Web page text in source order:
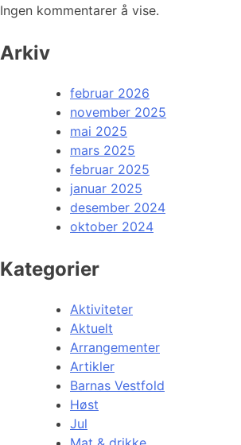
Ingen kommentarer å vise.
Arkiv
februar 2026
november 2025
mai 2025
mars 2025
februar 2025
januar 2025
desember 2024
oktober 2024
Kategorier
Aktiviteter
Aktuelt
Arrangementer
Artikler
Barnas Vestfold
Høst
Jul